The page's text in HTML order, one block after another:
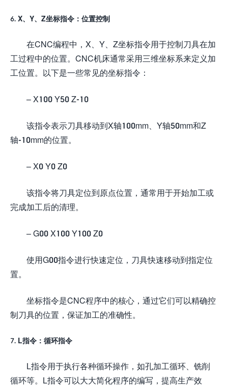
6. X、Y、Z坐标指令：位置控制
在CNC编程中，X、Y、Z坐标指令用于控制刀具在加
工过程中的位置。CNC机床通常采用三维坐标系来定义加
工位置。以下是一些常见的坐标指令：
– X100 Y50 Z-10
该指令表示刀具移动到X轴100mm、Y轴50mm和Z
轴-10mm的位置。
– X0 Y0 Z0
该指令将刀具定位到原点位置，通常用于开始加工或
完成加工后的清理。
– G00 X100 Y100 Z0
使用G00指令进行快速定位，刀具快速移动到指定位
置。
坐标指令是CNC程序中的核心，通过它们可以精确控
制刀具的位置，保证加工的准确性。
7. L指令：循环指令
L指令用于执行各种循环操作，如孔加工循环、铣削
循环等。L指令可以大大简化程序的编写，提高生产效